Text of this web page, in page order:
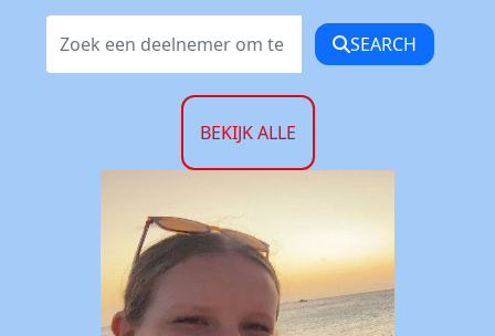
SEARCH
BEKIJK ALLE